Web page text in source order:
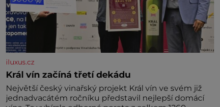
iluxus.cz
Král vín začíná třetí dekádu
Největší český vinařský projekt Král vín ve svém již
jednadvacátém ročníku představil nejlepší domácí